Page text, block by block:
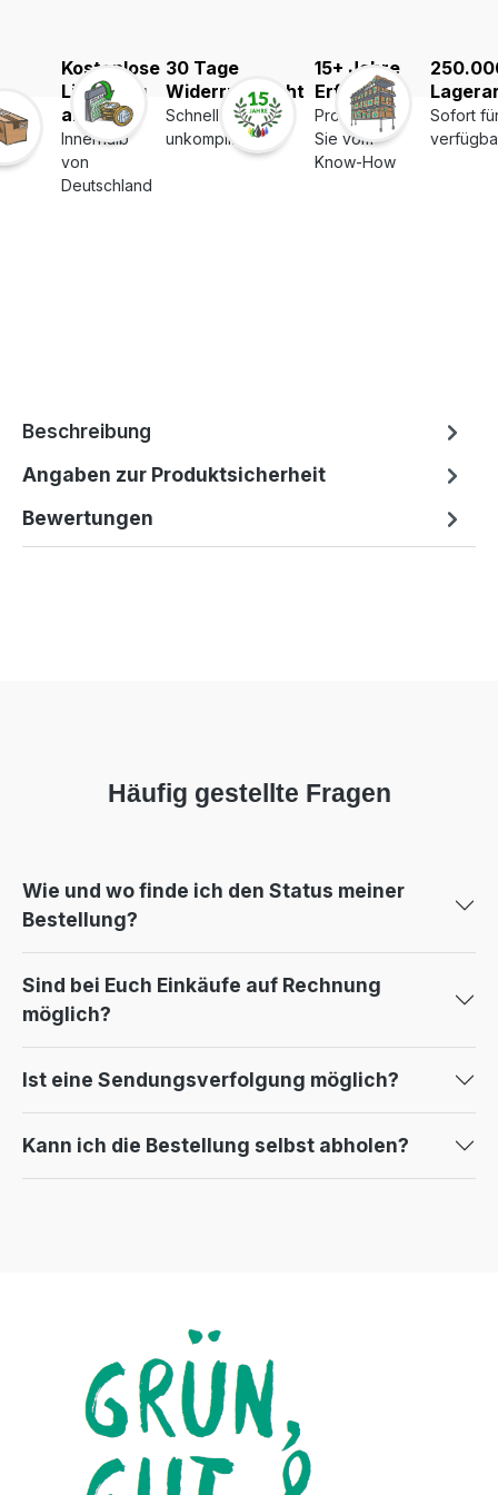
Kostenlose
Lieferung
ab 39€
Innerhalb
von
Deutschland
30 Tage
Widerrufsrecht
Schnell und
unkompliziert
15+ Jahre
Erfahrung
Profitieren
Sie vom
Know-How
Sofort
Beschreibung
Angaben zur Produktsicherheit
Bewertungen
Häufig gestellte Fragen
Wie und wo finde ich den Status meiner
Bestellung?
Sind bei Euch Einkäufe auf Rechnung
möglich?
Ist eine Sendungsverfolgung möglich?
Kann ich die Bestellung selbst abholen?